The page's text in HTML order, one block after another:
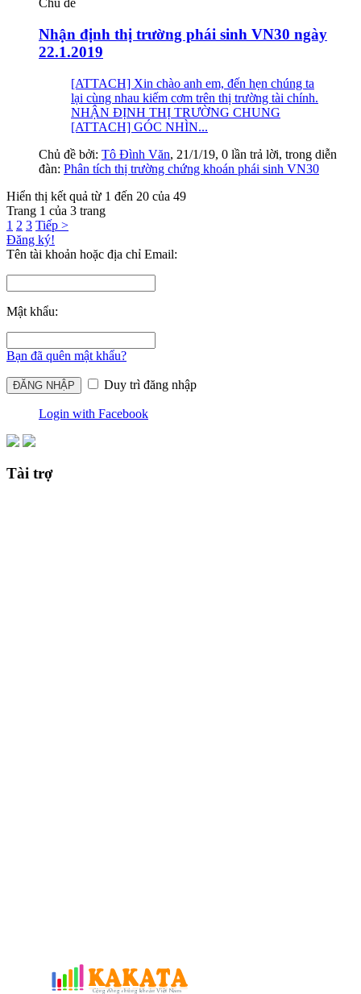
Chủ đề
Nhận định thị trường phái sinh VN30 ngày
22.1.2019
[ATTACH] Xin chào anh em, đến hẹn chúng ta
lại cùng nhau kiếm cơm trên thị trường tài chính.
NHẬN ĐỊNH THỊ TRƯỜNG CHUNG
[ATTACH] GÓC NHÌN...
Chủ đề bởi: Tô Đình Văn, 21/1/19, 0 lần trả lời, trong diễn
đàn: Phân tích thị trường chứng khoán phái sinh VN30
Hiển thị kết quả từ 1 đến 20 của 49
Trang 1 của 3 trang
1 2 3 Tiếp >
Đăng ký!
Tên tài khoản hoặc địa chỉ Email:
Mật khẩu:
Bạn đã quên mật khẩu?
Duy trì đăng nhập
Login with Facebook
Tài trợ